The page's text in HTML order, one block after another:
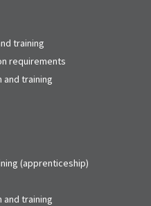
training
requirements
and training
(apprenticeship)
and training